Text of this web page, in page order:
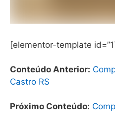
[elementor-template
Conteúdo Anterior:
Castro RS
Próximo Conteúdo: